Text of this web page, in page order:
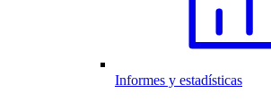
Informes y estadísticas